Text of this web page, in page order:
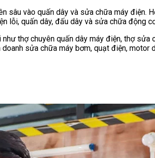
sâu vào quấn dây và sửa chữa máy điện.
lỗi, quấn dây, đấu dây và sửa chữa động
thợ chuyên quấn dây máy điện, thợ
sửa chữa máy bơm, quạt điện, motor